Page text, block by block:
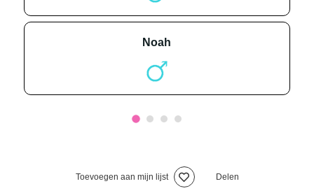
noah
Toevoegen aan mijn lijst Delen